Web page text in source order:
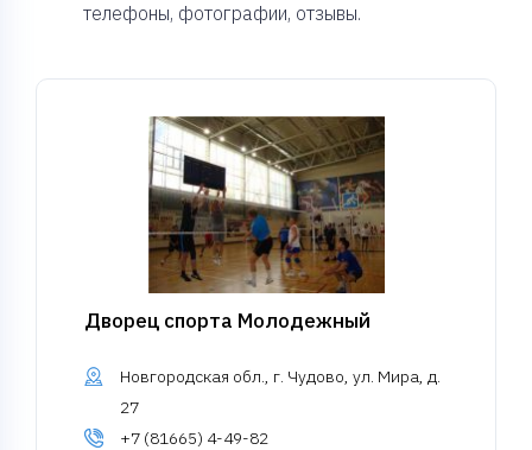
телефоны, фотографии, отзывы.
Дворец спорта Молодежный
Новгородская обл., г. Чудово, ул. Мира, д.
27
+7 (81665) 4-49-82